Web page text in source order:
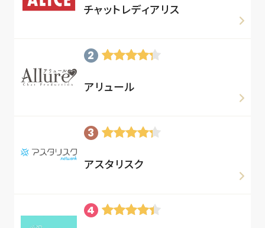
チャットレディアリス
アリュール
アスタリスク